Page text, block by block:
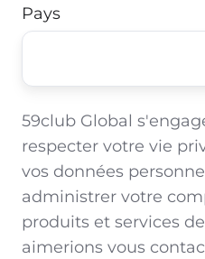
Pays
59club Global
respecter votre vie
vos données
administrer votre
produits et services
aimerions vous